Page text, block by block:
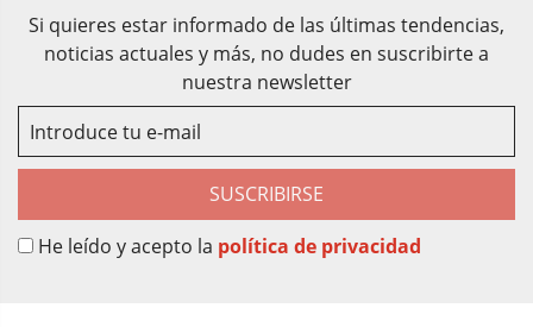
Si quieres estar informado de las últimas tendencias,
noticias actuales y más, no dudes en suscribirte a
nuestra newsletter
SUSCRIBIRSE
He leído y acepto la política de privacidad